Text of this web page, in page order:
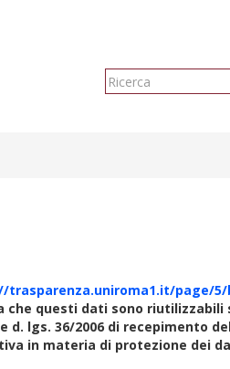
Form
trasparenza.uniroma1.it/page/
che questi dati sono riutilizzabili
lgs. 36/2006 di recepimento
in materia di protezione dei